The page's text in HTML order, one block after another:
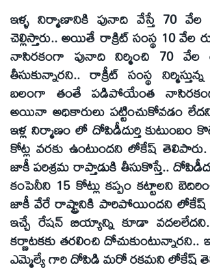
ఇళ్ళ నిర్మాణానికి పునాది వేస్తే 70 వేల
చెల్లిస్తారు.. అయితే రాక్రిట్ సంస్థ 10
నాసిరకంగా పునాది నిర్మించి 70 వేల
తీసుకున్నారని.. రాక్రీట్ సంస్థ
బలంగా తంతే పడిపోయేంత
అయినా అధికారులు పట్టించుకోవడం
ఇళ్ల నిర్మాణం లో దోపిడీదుర్తి కుటుంబం
కోట్ల వరకు ఉంటుందని లోకేష్
జాకీ పరిశ్రమ రాప్తాడుకి తీసుకొస్తే..
కంపెనీని 15 కోట్లు కప్పం కట్టాలని
జాకీ వేరే రాష్ట్రానికి పారిపోయిందని లోకేష్
ఇచ్చే రేషన్ బియ్యాన్ని కూడా
కర్ణాటకకు తరలించి
ఎమ్మెల్యే గారి దోపిడి మరో రకమని లోకేష్